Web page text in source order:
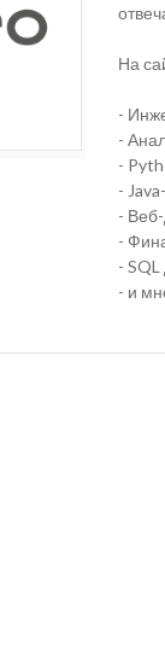
На
-
-
-
-
-
-
-
- и